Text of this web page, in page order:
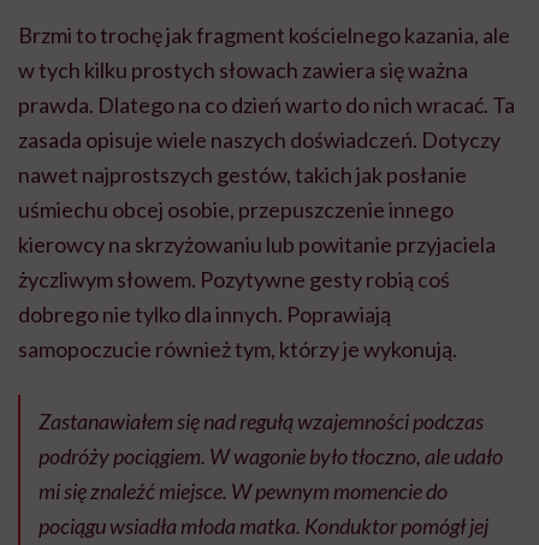
Brzmi to trochę jak fragment kościelnego kazania, ale
w tych kilku prostych słowach zawiera się ważna
prawda. Dlatego na co dzień warto do nich wracać. Ta
zasada opisuje wiele naszych doświadczeń. Dotyczy
nawet najprostszych gestów, takich jak posłanie
uśmiechu obcej osobie, przepuszczenie innego
kierowcy na skrzyżowaniu lub powitanie przyjaciela
życzliwym słowem. Pozytywne gesty robią coś
dobrego nie tylko dla innych. Poprawiają
samopoczucie również tym, którzy je wykonują.
Zastanawiałem się nad regułą wzajemności podczas
podróży pociągiem. W wagonie było tłoczno, ale udało
mi się znaleźć miejsce. W pewnym momencie do
pociągu wsiadła młoda matka. Konduktor pomógł jej